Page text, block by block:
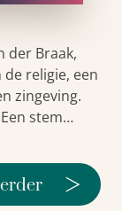
der Braak,
religie, een
zingeving.
stem…
>